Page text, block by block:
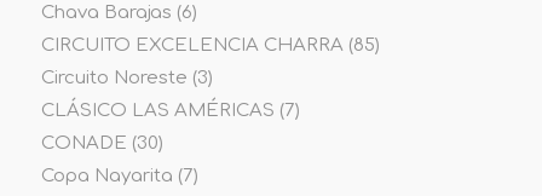
Chava Barajas (6)
CIRCUITO EXCELENCIA CHARRA(85)
Circuito Noreste (3)
CLÁSICO LAS AMÉRICAS (7)
CONADE (30)
Copa Nayarita (7)